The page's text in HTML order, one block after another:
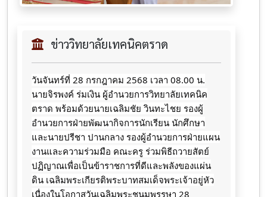
ข่าววิทยาลัยเทคนิคตราด
วันจันทร์ที่​ 28​ กรกฎาคม​ 2568​ เวลา​ 08.00 น.​
นายจิ​รพ​งค์​ ร่มเง​ิน​ ผู้​อำนวยการ​วิทยาลัย​เทคนิค​
ตราด​ พร้อมด้วยนายเฉลิมชัย วินทะไชย รองผู้
อำนวยการฝ่ายพัฒนากิจการนักเรียน นักศึกษา
และนายปรีชา ปานกลาง รองผู้อำนวยการฝ่ายแผน
งานและความร่วมมือ คณะครู ร่วมพิธีถวาย​สัตย์​
ปฏิญาณ​เพื่อ​เป็น​ข้าราชการ​ที่​ดี​และ​พลังของ​แผ่น
ดิน ​เฉลิมพระเกียรติ​พระ​บาท​สมเด็จ​พระเจ้า​อยู่​หัว​
เนื่อง​ใน​โอกาสวันเฉลิมพระ​ชนมพรรษา 28​